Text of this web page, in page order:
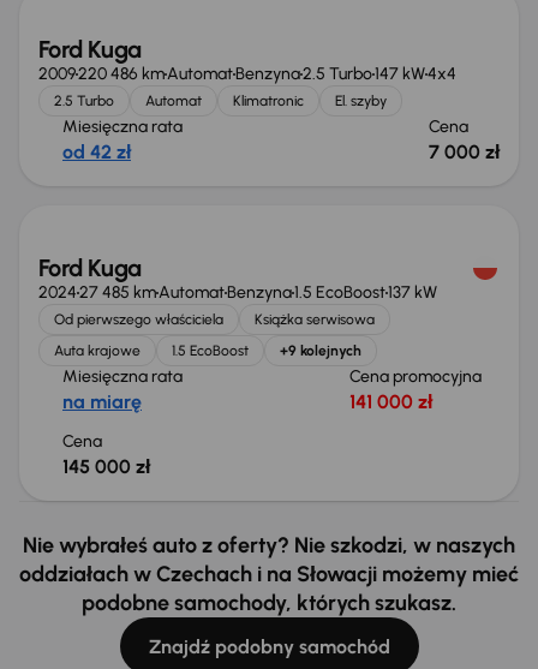
Ford Kuga
2009220 486 kmAutomatBenzyna2.5 Turbo147 kW4x4
2.5 Turbo Automat Klimatronic El. szyby
Miesięczna rata
od 42 zł
Cena
7 000 zł
Ford Kuga
202427 485 kmAutomatBenzyna1.5 EcoBoost137 kW
Od pierwszego właściciela
Książka serwisowa
Auta krajowe
1.5 EcoBoost +9 kolejnych
Miesięczna rata
na miarę
Cena promocyjna
141 000 zł
Cena
145 000 zł
Nie wybrałeś auto z oferty? Nie szkodzi, w naszych
oddziałach w Czechach i na Słowacji możemy mieć
podobne samochody, których szukasz.
Znajdź podobny samochód